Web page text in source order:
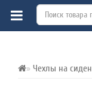
Чехлы на
ВСЕ О ТОВАРЕ